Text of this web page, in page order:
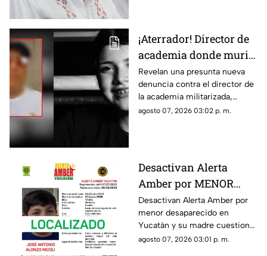
¡Aterrador! Director de
academia donde murió
Dafne enfrena nueva
ACUSACIÓN contra otra
MENOR; esto se sabe
Revelan una presunta nueva
denuncia contra el director de
la academia militarizada,
donde murió la menor Dafne
agosto 07, 2026 03:02 p. m.
Desactivan Alerta
Amber por MENOR
DESAPARECIDO y su
madre dice: “¿Y cómo
por qué no me han
notificado?
Desactivan Alerta Amber por
menor desaparecido en
Yucatán y su madre cuestiona
la decisión, ya que las
agosto 07, 2026 03:01 p. m.